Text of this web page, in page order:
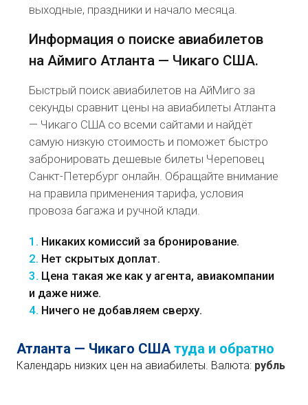
выходные, праздники и начало месяца.
Информация о поиске авиабилетов
на Аймиго Атланта — Чикаго США.
Быстрый поиск авиабилетов на АйМиго за
секунды сравнит цены на авиабилеты Атланта
— Чикаго США со всеми сайтами и найдёт
самую низкую стоимость и поможет быстро
забронировать дешевые билеты Череповец
Санкт-Петербург онлайн. Обращайте внимание
на правила применения тарифа, условия
провоза багажа и ручной клади.
1. Никаких комиссий за бронирование.
2. Нет скрытых доплат.
3. Цена такая же как у агента, авиакомпании
и даже ниже.
4. Ничего не добавляем сверху.
Атланта — Чикаго СШАтуда и обратно
Календарь низких цен на авиабилеты. Валюта: рубль